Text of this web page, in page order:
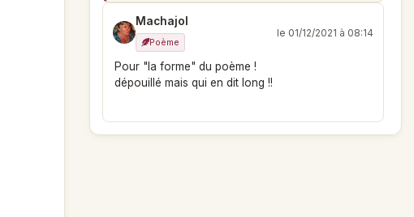
Machajol
Poème
le 01/12/2021 à 08:14
Pour "la forme" du poème !
dépouillé mais qui en dit long !!